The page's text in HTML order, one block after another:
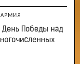
АРМИЯ
День Победы над